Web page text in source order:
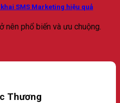
SMS Marketing hiệu quả
nên phổ biến và ưu chuộng.
Thương